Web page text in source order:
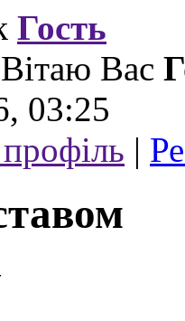
Гость
Вітаю Вас
03:25
|